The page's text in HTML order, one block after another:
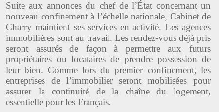
Suite aux annonces du chef de l’État concernant un
nouveau confinement à l’échelle nationale, Cabinet de
Charry maintient ses services en activité. Les agences
immobilières sont au travail. Les rendez-vous déjà pris
seront assurés de façon à permettre aux futurs
propriétaires ou locataires de prendre possession de
leur bien. Comme lors du premier confinement, les
entreprises de l’immobilier seront mobilisées pour
assurer la continuité de la chaîne du logement,
essentielle pour les Français.